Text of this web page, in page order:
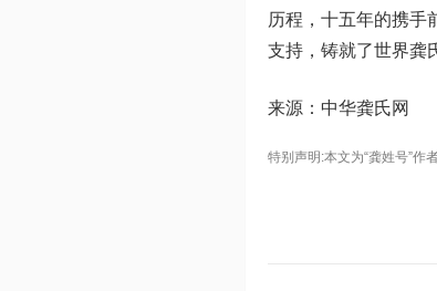
历程，十五年的携手
支持，铸就了世界龚
来源：中华龚氏网
特别声明:本文为“龚姓号”作